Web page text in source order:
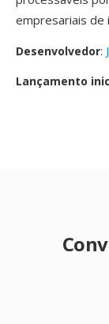
empresariais de
Desenvolvedor:
Lançamento